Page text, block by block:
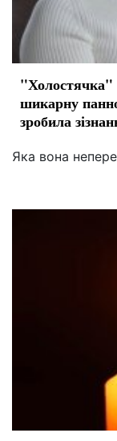
"Холостячка"
шикарну
зробила
Яка вона